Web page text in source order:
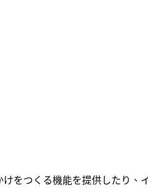
をつくる機能を提供したり